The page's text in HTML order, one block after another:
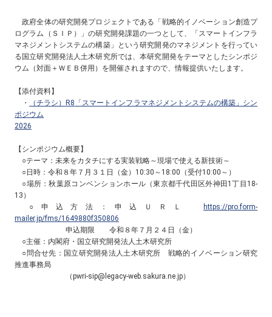
政府全体の研究開発プロジェクトである「戦略的イノベーション創造プ
ログラム（ＳＩＰ）」の研究開発課題の一つとして、「スマートインフラ
マネジメントシステムの構築」という研究開発のマネジメントを行ってい
る国立研究開発法人土木研究所では、本研究開発をテーマとしたシンポジ
ウム（対面＋ＷＥＢ併用）を開催されますので、情報提供いたします。
【添付資料】
・
（チラシ）R8 「スマートインフラマネジメントシステムの構築」シン
ポジウム
2026
【シンポジウム概要】
○テーマ：未来をカタチにする実装戦略～現場で使える新技術～
○日時：令和８年７月３１日（金） 10:30 ～ 18:00 （受付10:00 ～）
○場所：秋葉原コンベンションホール（東京都千代田区外神田 1丁目 18-
13 ）
○申込方法：申込ＵＲＬ
https://pro.form-
mailer.jp/fms/1649880f350806
申込期限 令和８年７月２４日（金）
○主催：内閣府・国立研究開発法人土木研究所
○問合せ先：国立研究開発法人土木研究所 戦略的イノベーション研究
推進事務局
（pwri-sip@legacy-web.sakura.ne.jp）